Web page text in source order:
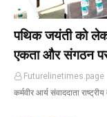
पथिक जयंती को
एकता और संगठन पर
Futurelinetimes.page
कर्मवीर आर्य संवाददाता